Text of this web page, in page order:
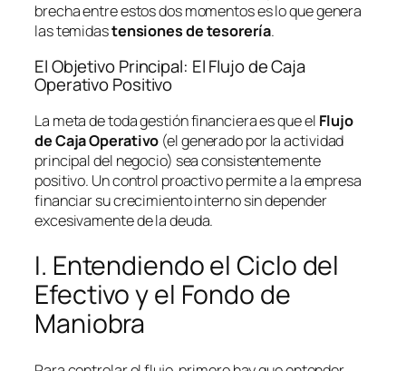
brecha entre estos dos momentos es lo que genera
las temidastensiones de tesorería.
El Objetivo Principal: El Flujo de Caja
Operativo Positivo
La meta de toda gestión financiera es que el Flujo
de Caja Operativo (el generado por la actividad
principal del negocio) sea consistentemente
positivo. Un control proactivo permite a la empresa
financiar su crecimiento interno sin depender
excesivamente de la deuda.
I. Entendiendo el Ciclo del
Efectivo y el Fondo de
Maniobra